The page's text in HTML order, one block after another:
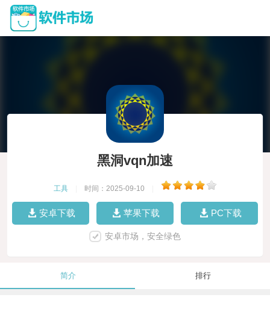
黑洞vqn加速
工具 时间：2025-09-10
安卓下载 苹果下载 PC下载
安卓市场，安全绿色
简介 排行